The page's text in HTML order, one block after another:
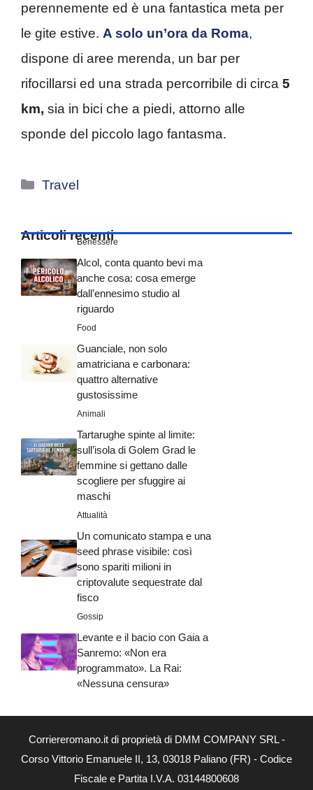
perennemente ed è una fantastica meta per
le gite estive. A solo un’ora da Roma,
dispone di aree merenda, un bar per
rifocillarsi ed una strada percorribile di circa 5
km, sia in bici che a piedi, attorno alle
sponde del piccolo lago fantasma.
Categorie
Travel
Articoli recenti
Benessere
Alcol, conta quanto bevi ma
anche cosa: cosa emerge
dall’ennesimo studio al
riguardo
Food
Guanciale, non solo
amatriciana e carbonara:
quattro alternative
gustosissime
Animali
Tartarughe spinte al limite:
sull’isola di Golem Grad le
femmine si gettano dalle
scogliere per sfuggire ai
maschi
Attualità
Un comunicato stampa e una
seed phrase visibile: così
sono spariti milioni in
criptovalute sequestrate dal
fisco
Gossip
Levante e il bacio con Gaia a
Sanremo: «Non era
programmato». La Rai:
«Nessuna censura»
Corriereromano.it di proprietà di DMM COMPANY SRL -
Corso Vittorio Emanuele II, 13, 03018 Paliano (FR) - Codice
Fiscale e Partita I.V.A. 03144800608